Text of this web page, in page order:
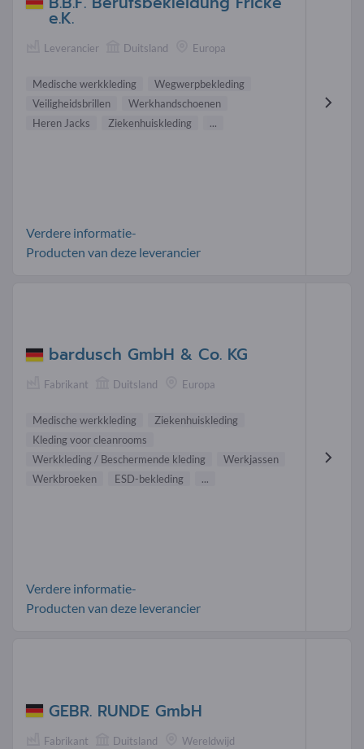
e.K.
Leverancier Duitsland Europa
Medische werkkleding
Wegwerpbekleding
Veiligheidsbrillen
Werkhandschoenen
Heren Jacks
Ziekenhuiskleding ...
Verdere informatie-
Producten van deze leverancier
bardusch GmbH & Co. KG
Fabrikant Duitsland Europa
Medische werkkleding
Ziekenhuiskleding
Kleding voor cleanrooms
Werkkleding / Beschermende kleding
Werkjassen
Werkbroeken
ESD-bekleding ...
Verdere informatie-
Producten van deze leverancier
GEBR. RUNDE GmbH
Fabrikant Duitsland Wereldwijd